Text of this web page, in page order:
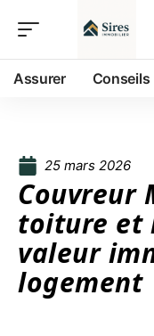
Assurer Conseils
25 mars 2026
Couvreur
toiture et
valeur
logement